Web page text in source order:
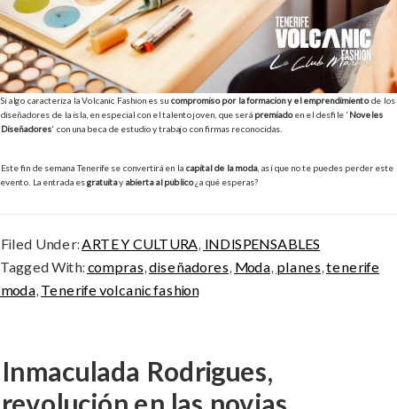
Si algo caracteriza la Volcanic Fashion es su compromiso por la formación y el emprendimientode los
diseñadores de la isla, en especial con el talento joven, que será premiadoen el desfile ‘Noveles
Diseñadores‘ con una beca de estudio y trabajo con firmas reconocidas.
Este fin de semana Tenerife se convertirá en la capital de la moda, así que no te puedes perder este
evento. La entrada esgratuitay abierta al público¿a qué esperas?
Filed Under:ARTE Y CULTURA, INDISPENSABLES
Tagged With: compras,diseñadores, Moda, planes,tenerife
moda, Tenerife volcanic fashion
Inmaculada Rodrigues,